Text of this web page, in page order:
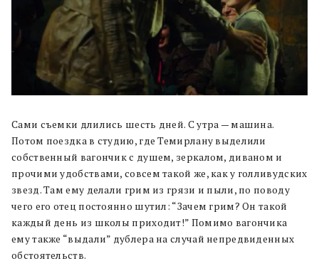
Сами съемки длились шесть дней. С утра — машина.
Потом поездка в студию, где Темирлану выделили
собственный вагончик с душем, зеркалом, диваном и
прочими удобствами, совсем такой же, как у голливудских
звезд. Там ему делали грим из грязи и пыли, по поводу
чего его отец постоянно шутил: “Зачем грим? Он такой
каждый день из школы приходит!” Помимо вагончика
ему также “выдали” дублера на случай непредвиденных
обстоятельств.